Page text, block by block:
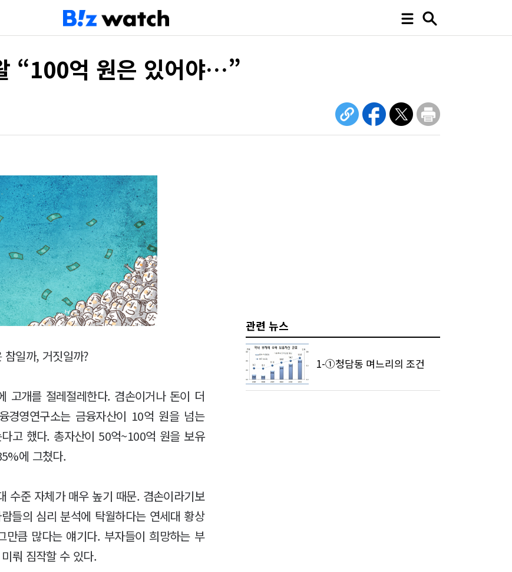
“100억 원은 있어야…”
일까, 거짓일까?
고개를 절레절레한다. 겸손이거나 돈이 더
경영연구소는 금융자산이 10억 원을 넘는
고 했다. 총자산이 50억~100억 원을 보유
에 그쳤다.
수준 자체가 매우 높기 때문. 겸손이라기보
들의 심리 분석에 탁월하다는 연세대 황상
만큼 많다는 얘기다. 부자들이 희망하는 부
뤄 짐작할 수 있다.
관련 뉴스
1-①청담동 며느리의 조건